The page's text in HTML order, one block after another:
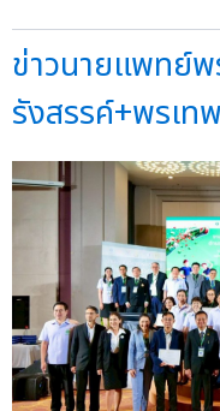
ข่าวนายแพทย์พ
รังสรรค์+พรเท